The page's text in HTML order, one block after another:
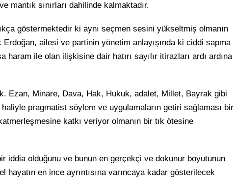
mantık sınırları dahilinde kalmaktadır.
göstermektedir ki aynı seçmen sesini yükseltmiş olmanın
ailesi ve partinin yönetim anlayışında ki ciddi sapma
haram ile olan ilişkisine dair hatırı sayılır itirazları ardı ardına
Ezan, Minare, Dava, Hak, Hukuk, adalet, Millet, Bayrak gibi
pragmatist söylem ve uygulamaların getiri sağlaması bir
katkı veriyor olmanın bir tık ötesine
iddia olduğunu ve bunun en gerçekçi ve dokunur boyutunun
en ince ayrıntısına varıncaya kadar gösterilecek